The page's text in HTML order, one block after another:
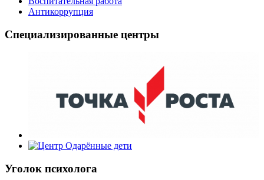
Антикоррупция
Специализированные центры
Уголок психолога